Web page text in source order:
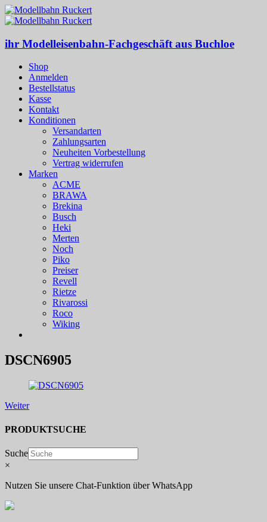
ihr Modelleisenbahn-Fachgeschäft aus Buchloe
Shop
Anmelden
Bestellstatus
Kasse
Kontakt
Konditionen
Versandarten
Zahlungsarten
Neuheiten Vorbestellung
Vertrag widerrufen
Marken
ACME
BRAWA
Brekina
Busch
Heki
Merten
Noch
Piko
Preiser
Revell
Rietze
Rivarossi
Roco
Wiking
DSCN6905
Weiter
PRODUKTSUCHE
Suche
×
Nutzen Sie unsere Chat-Funktion über WhatsApp